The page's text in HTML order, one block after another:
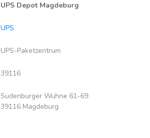
UPS Depot Magdeburg
UPS
UPS-Paketzentrum
39116
Sudenburger Wuhne 61-69
39116 Magdeburg